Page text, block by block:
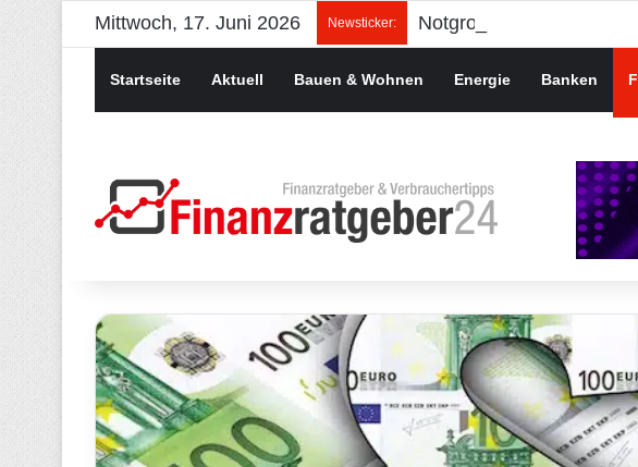
Mittwoch, 17. Juni 2026 Newsticker:
Startseite Aktuell Bauen & Wohnen Energie Banken